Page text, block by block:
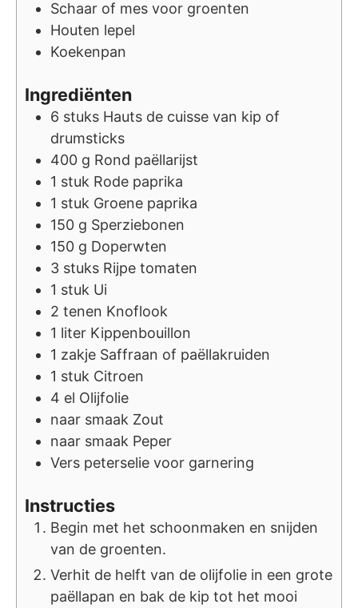
Schaar of mes voor groenten
Houten lepel
Koekenpan
Ingrediënten
6 stuks Hauts de cuisse van kip of
drumsticks
400 g Rond paëllarijst
1 stuk Rode paprika
1 stuk Groene paprika
150 g Sperziebonen
150 g Doperwten
3 stuks Rijpe tomaten
1 stuk Ui
2 tenen Knoflook
1 liter Kippenbouillon
1 zakje Saffraan of paëllakruiden
1 stuk Citroen
4 el Olijfolie
naar smaak Zout
naar smaak Peper
Vers peterselie voor garnering
Instructies
Begin met het schoonmaken en snijden
van de groenten.
Verhit de helft van de olijfolie in een grote
paëllapan en bak de kip tot het mooi